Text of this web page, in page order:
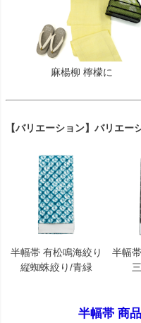
麻楊柳 檸檬に
【バリエーション】バリエー
半幅帯 有松鳴海絞り
縦蜘蛛絞り/青緑
半幅
半幅帯 商